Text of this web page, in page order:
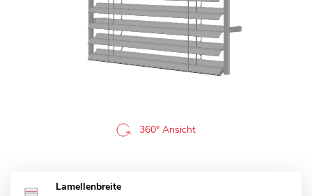
360° Ansicht
Lamellenbreite